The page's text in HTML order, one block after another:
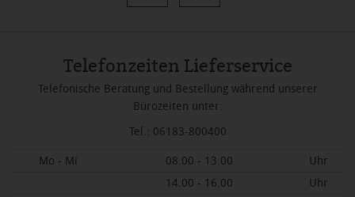
Telefonzeiten Lieferservice
Telefonische Beratung und Bestellung während unserer
Bürozeiten unter:
Tel.: 06183-800400
Mo - Mi 08.00 - 13.00
Uhr
14.00 - 16.00
Uhr